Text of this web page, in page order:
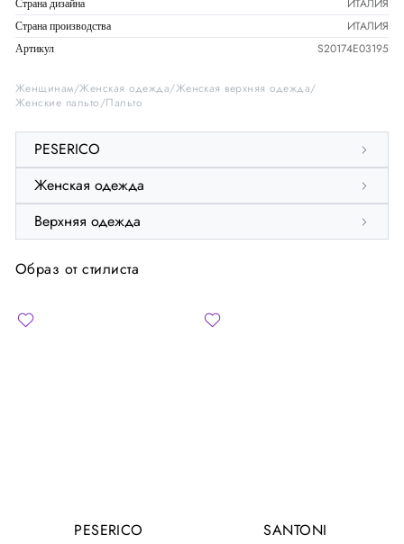
Страна дизайна ИТАЛИЯ
Страна производства ИТАЛИЯ
Артикул S20174E03195
Женщинам Женская одежда Женская верхняя одежда
Женские пальто Пальто
PESERICO
Женская одежда
Верхняя одежда
Образ от стилиста
PESERICO SANTONI